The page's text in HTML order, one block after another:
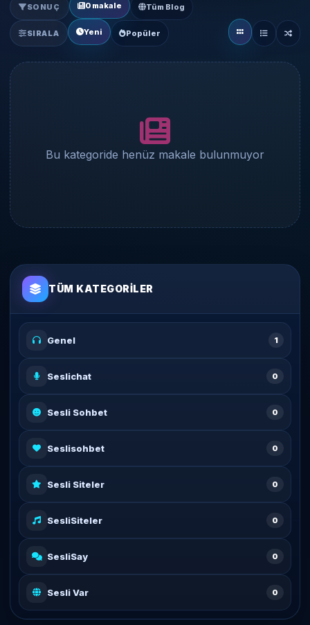
SONUÇ 0 makale Tüm Blog
SIRALA Yeni Popüler
Bu kategoride henüz makale bulunmuyor
TÜM KATEGORILER
Genel 1
Seslichat 0
Sesli Sohbet 0
Seslisohbet 0
Sesli Siteler 0
SesliSiteler 0
SesliSay 0
Sesli Var 0